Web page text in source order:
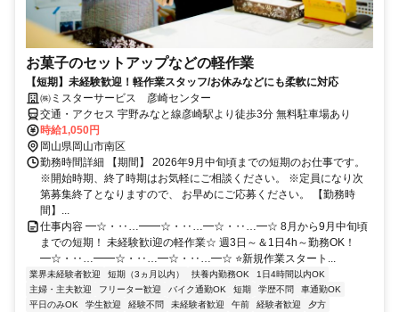
お菓子のセットアップなどの軽作業
【短期】未経験歓迎！軽作業スタッフ/お休みなどにも柔軟に対応
㈱ミスターサービス 彦崎センター
交通・アクセス 宇野みなと線彦崎駅より徒歩3分 無料駐車場あり
時給1,050円
岡山県岡山市南区
勤務時間詳細 【期間】 2026年9月中旬頃までの短期のお仕事です。
※開始時期、終了時期はお気軽にご相談ください。 ※定員になり次
第募集終了となりますので、 お早めにご応募ください。 【勤務時
間】...
仕事内容 ━☆・‥…━━☆・‥…━☆・‥…━☆ 8月から9月中旬頃
までの短期！ 未経験歓i迎の軽作業☆ 週3日～＆1日4h～勤務OK！
━☆・‥…━━☆・‥…━☆・‥…━☆ ⭐新規作業スタート...
業界未経験者歓迎 短期（3ヵ月以内） 扶養内勤務OK
1日4時間以内OK
主婦・主夫歓迎
フリーター歓迎 バイク通勤OK 短期 学歴不問
車通勤OK
平日のみOK
学生歓迎 経験不問 未経験者歓迎 午前 経験者歓迎
夕方